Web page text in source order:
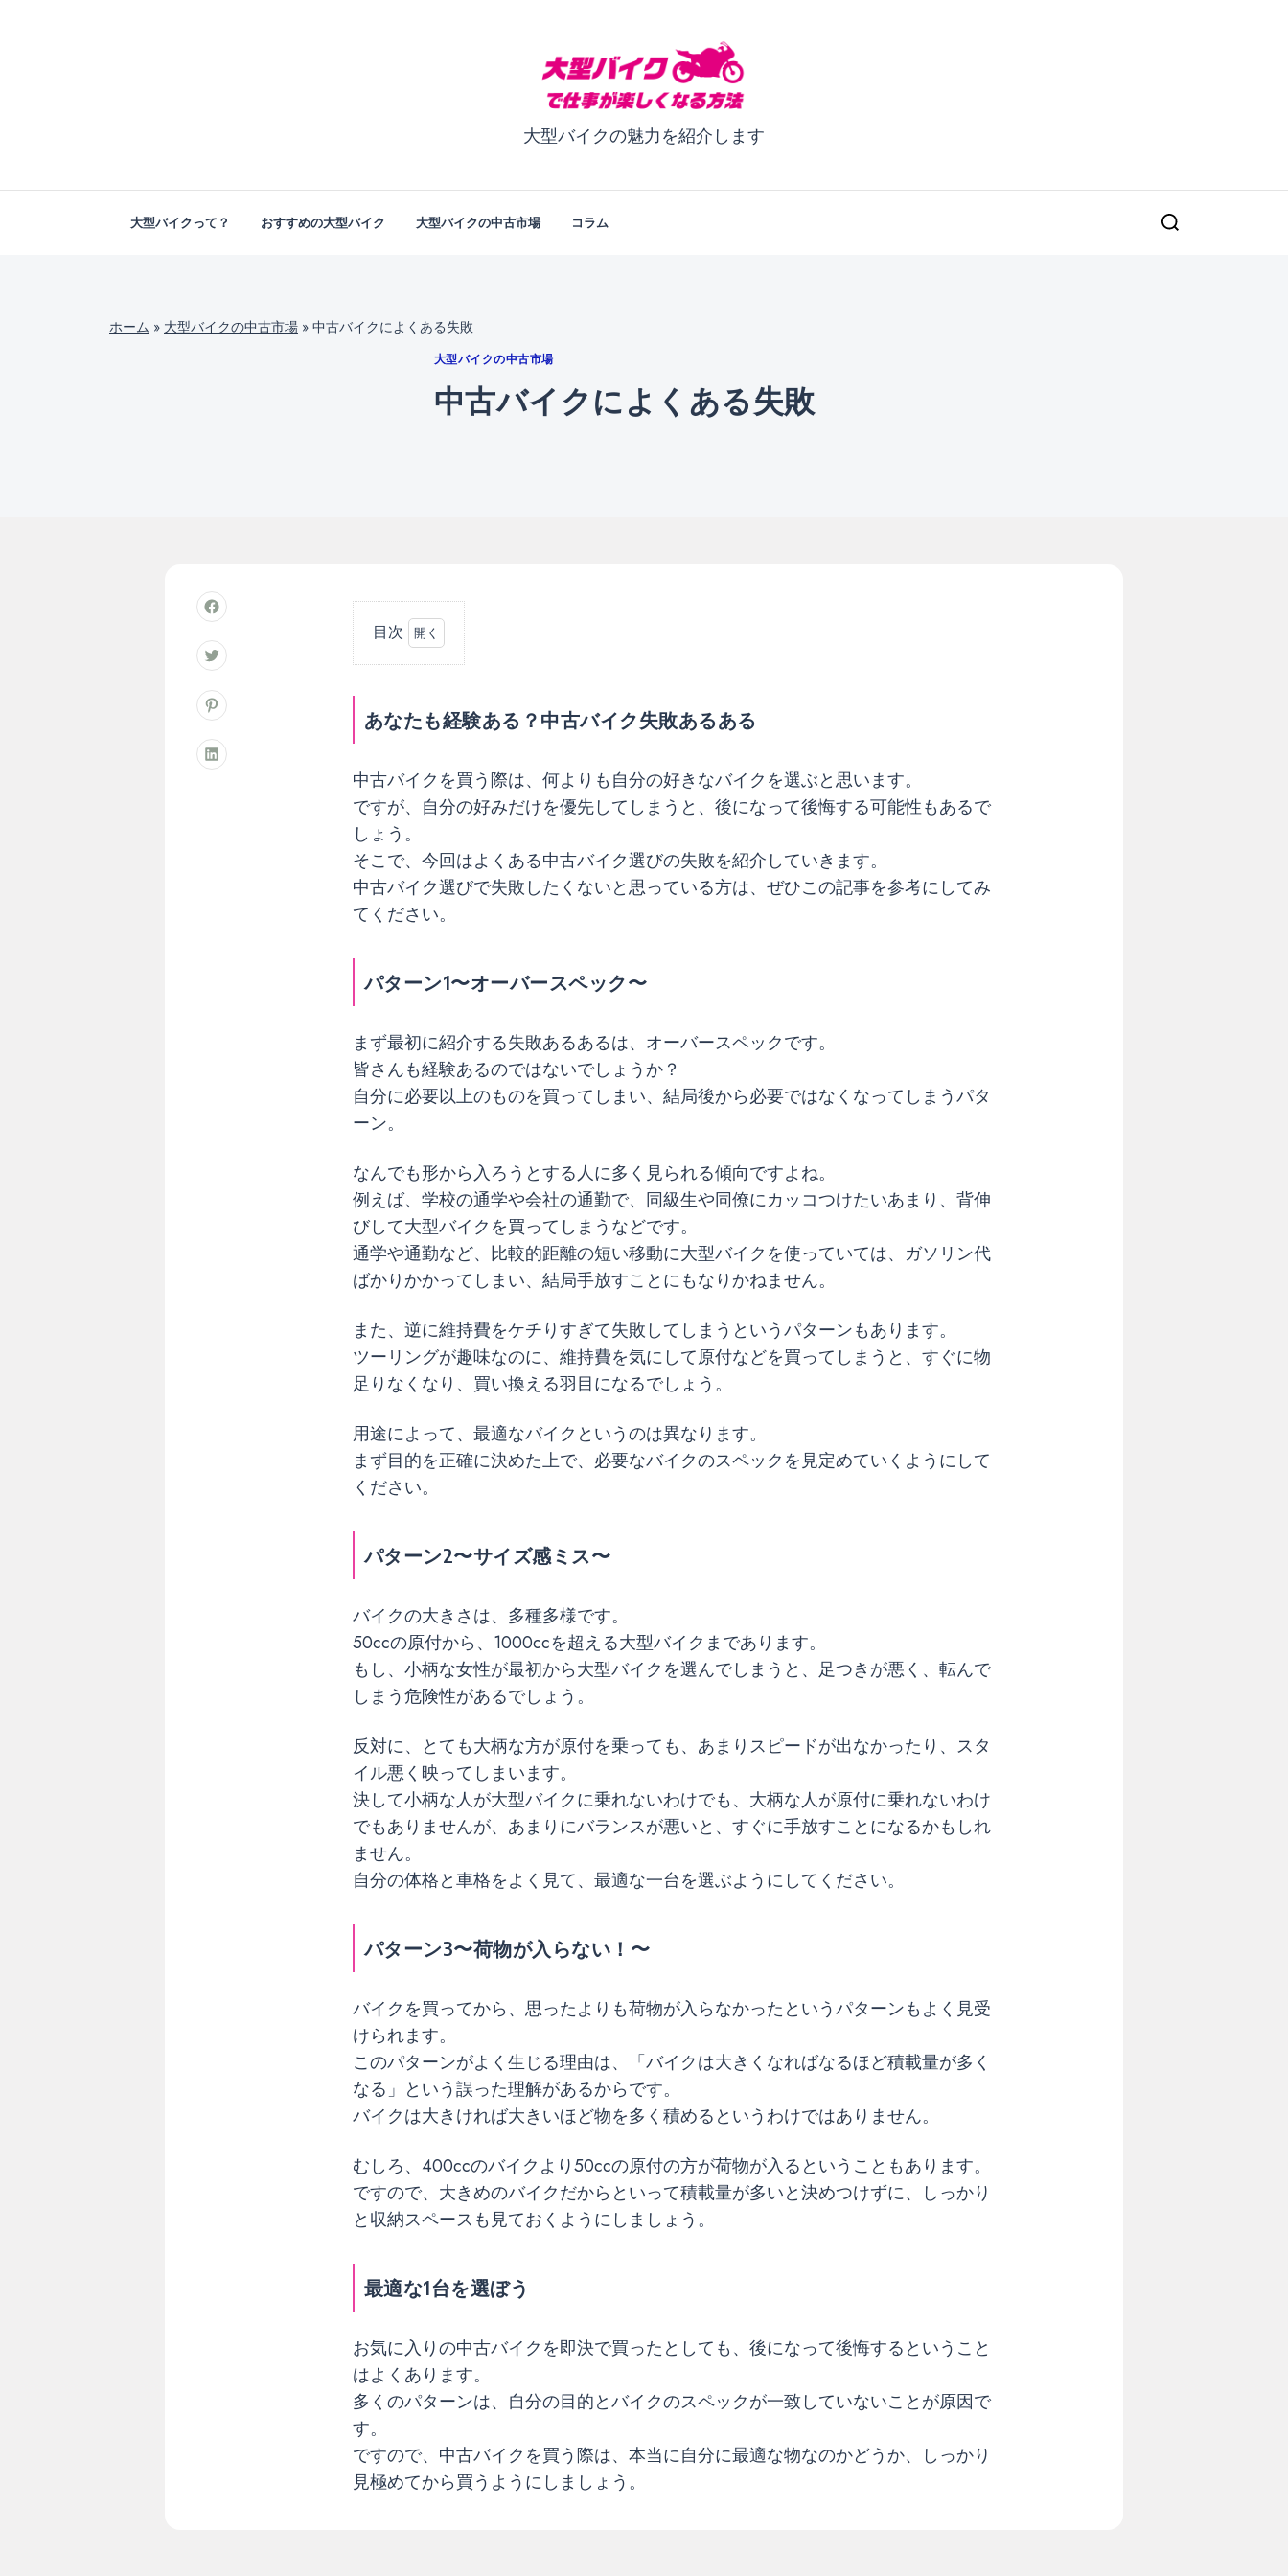
大型バイクの魅力を紹介します
大型バイクって？ おすすめの大型バイク 大型バイクの中古市場 コラム
ホーム » 大型バイクの中古市場 » 中古バイクによくある失敗
大型バイクの中古市場
中古バイクによくある失敗
目次
あ
た
も
験
あ
？
中
古
バ
失
あ
る
あ
る
ー
ン
1
〜
オ
ー
ー
ス
ペ
ク
〜
パ
ン
サ
イ
ズ
感
ス
〜
パ
タ
ー
ン
3
物
入
ら
な
い
！
〜
適
な
1
選
あなたも経験ある？中古バイク失敗あるある
中古バイクを買う際は、何よりも自分の好きなバイクを選ぶと思います。
ですが、自分の好みだけを優先してしまうと、後になって後悔する可能性もあるで
しょう。
そこで、今回はよくある中古バイク選びの失敗を紹介していきます。
中古バイク選びで失敗したくないと思っている方は、ぜひこの記事を参考にしてみ
てください。
パターン1〜オーバースペック〜
まず最初に紹介する失敗あるあるは、オーバースペックです。
皆さんも経験あるのではないでしょうか？
自分に必要以上のものを買ってしまい、結局後から必要ではなくなってしまうパタ
ーン。
なんでも形から入ろうとする人に多く見られる傾向ですよね。
例えば、学校の通学や会社の通勤で、同級生や同僚にカッコつけたいあまり、背伸
びして大型バイクを買ってしまうなどです。
通学や通勤など、比較的距離の短い移動に大型バイクを使っていては、ガソリン代
ばかりかかってしまい、結局手放すことにもなりかねません。
また、逆に維持費をケチりすぎて失敗してしまうというパターンもあります。
ツーリングが趣味なのに、維持費を気にして原付などを買ってしまうと、すぐに物
足りなくなり、買い換える羽目になるでしょう。
用途によって、最適なバイクというのは異なります。
まず目的を正確に決めた上で、必要なバイクのスペックを見定めていくようにして
ください。
パターン2〜サイズ感ミス〜
バイクの大きさは、多種多様です。
50ccの原付から、1000ccを超える大型バイクまであります。
もし、小柄な女性が最初から大型バイクを選んでしまうと、足つきが悪く、転んで
しまう危険性があるでしょう。
反対に、とても大柄な方が原付を乗っても、あまりスピードが出なかったり、スタ
イル悪く映ってしまいます。
決して小柄な人が大型バイクに乗れないわけでも、大柄な人が原付に乗れないわけ
でもありませんが、あまりにバランスが悪いと、すぐに手放すことになるかもしれ
ません。
自分の体格と車格をよく見て、最適な一台を選ぶようにしてください。
パターン3〜荷物が入らない！〜
バイクを買ってから、思ったよりも荷物が入らなかったというパターンもよく見受
けられます。
このパターンがよく生じる理由は、「バイクは大きくなればなるほど積載量が多く
なる」という誤った理解があるからです。
バイクは大きければ大きいほど物を多く積めるというわけではありません。
むしろ、400ccのバイクより50ccの原付の方が荷物が入るということもあります。
ですので、大きめのバイクだからといって積載量が多いと決めつけずに、しっかり
と収納スペースも見ておくようにしましょう。
最適な1台を選ぼう
お気に入りの中古バイクを即決で買ったとしても、後になって後悔するということ
はよくあります。
多くのパターンは、自分の目的とバイクのスペックが一致していないことが原因で
す。
ですので、中古バイクを買う際は、本当に自分に最適な物なのかどうか、しっかり
見極めてから買うようにしましょう。